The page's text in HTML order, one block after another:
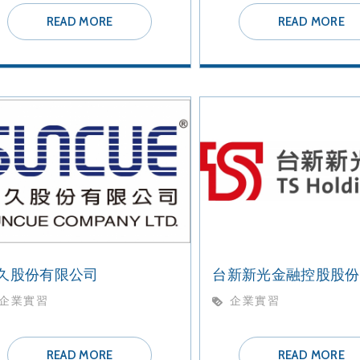
READ MORE READ MORE
股份有限公司
業實習
READ MORE
企業實習
READ MORE